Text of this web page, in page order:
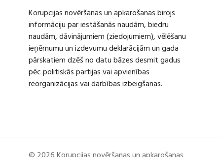
Korupcijas novēršanas un apkarošanas birojs
informāciju par iestāšanās naudām, biedru
naudām, dāvinājumiem (ziedojumiem), vēlēšanu
ieņēmumu un izdevumu deklarācijām un gada
pārskatiem dzēš no datu bāzes desmit gadus
pēc politiskās partijas vai apvienības
reorganizācijas vai darbības izbeigšanas.